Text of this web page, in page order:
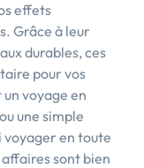
effets
Grâce à leur
durables, ces
pour vos
voyage en
une simple
voyager en toute
sont bien